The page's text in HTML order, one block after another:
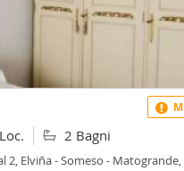
2 Bagni
2, Elviña - Someso -